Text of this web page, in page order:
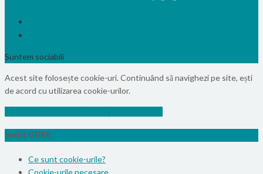
Suntem sociabili
Acest site folosește cookie-uri. Continuând să navighezi pe site, ești
de acord cu utilizarea cookie-urilor.
Setări GDPR
Ce sunt cookie-urile?
Cookie-urile necesare